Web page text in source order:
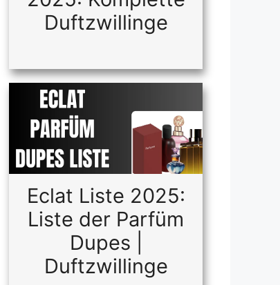
Duftzwillinge
Eclat Liste 2025:
Liste der Parfüm
Dupes |
Duftzwillinge